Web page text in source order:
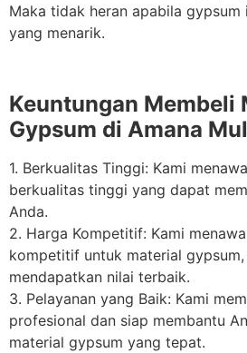
Maka tidak heran apabila gypsum
yang menarik.
Keuntungan Membeli
Gypsum di Amana
1. Berkualitas Tinggi: Kami
berkualitas tinggi yang dapat
Anda.
2. Harga Kompetitif: Kami
kompetitif untuk material
mendapatkan nilai terbaik.
3. Pelayanan yang Baik: Kami
profesional dan siap membantu
material gypsum yang tepat.